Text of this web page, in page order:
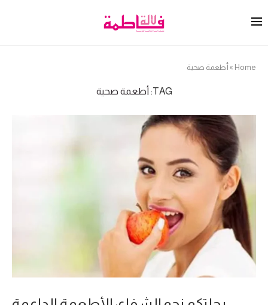
Home
»أطعمة صحية
TAG: أطعمة صحية